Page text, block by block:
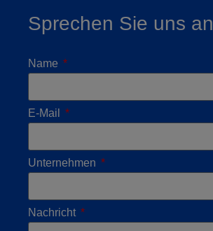
Sprechen Sie uns an
Name
E-Mail
Unternehmen
Nachricht